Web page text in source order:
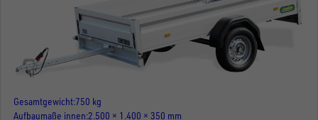
Gesamtgewicht 750 kg
Aufbaumaße innen 2.500 × 1.400 × 350 mm